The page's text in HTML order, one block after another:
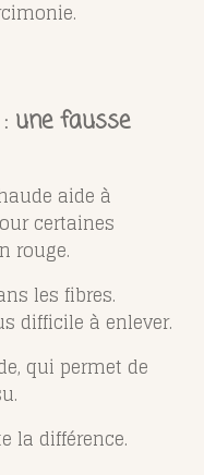
: une fausse
aide à
certaines
rouge.
les fibres.
difficile à enlever.
qui permet de
la différence.